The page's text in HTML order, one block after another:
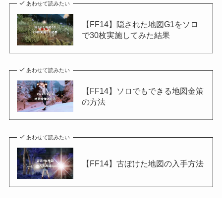
あわせて読みたい
【FF14】隠された地図G1をソロ
で30枚実施してみた結果
あわせて読みたい
【FF14】ソロでもできる地図金策
の方法
あわせて読みたい
【FF14】古ぼけた地図の入手方法